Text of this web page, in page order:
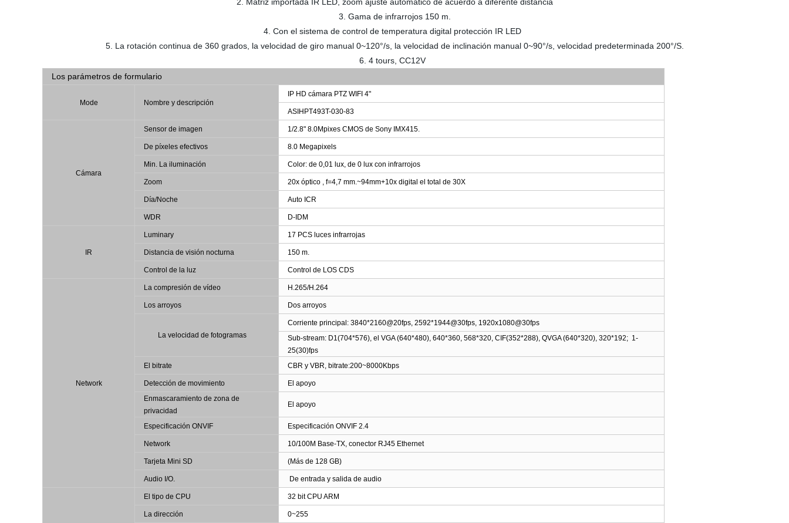
3. Gama de infrarrojos 150 m.
4. Con el sistema de control de temperatura digital protección IR LED
5. La rotación continua de 360 grados, la velocidad de giro manual 0~120°/s, la velocidad de inclinación manual 0~90°/s, velocidad predeterminada 200°/S.
6. 4 tours, CC12V
Los parámetros de formulario
Mode Nombre y descripción
IP HD cámara PTZ WIFI 4"
ASIHPT493T-030-83
Cámara
Sensor de imagen 1/2.8" 8.0Mpixes CMOS de Sony IMX415.
De píxeles efectivos 8.0 Megapixels
Min. La iluminación Color: de 0,01 lux, de 0 lux con infrarrojos
Zoom 20x óptico , f=4,7 mm.~94mm+10x digital el total de 30X
Día/Noche Auto ICR
WDR D-IDM
IR
Luminary 17 PCS luces infrarrojas
Distancia de visión nocturna 150 m.
Control de la luz Control de LOS CDS
Network
La compresión de vídeo H.265/H.264
Los arroyos Dos arroyos
La velocidad de fotogramas
Corriente principal: 3840*2160@20fps, 2592*1944@30fps, 1920x1080@30fps
Sub-stream: D1(704*576), el VGA (640*480), 640*360, 568*320, CIF(352*288), QVGA (640*320), 320*192; 1-
25(30)fps
El bitrate
CBR y VBR, bitrate:200~8000Kbps
Detección de movimiento
El apoyo
Enmascaramiento de zona de
privacidad
El apoyo
Especificación ONVIF Especificación ONVIF 2.4
Network 10/100M Base-TX, conector RJ45 Ethernet
Tarjeta Mini SD (Más de 128 GB)
Audio I/O. De entrada y salida de audio
El tipo de CPU 32 bit CPU ARM
La dirección 0~255